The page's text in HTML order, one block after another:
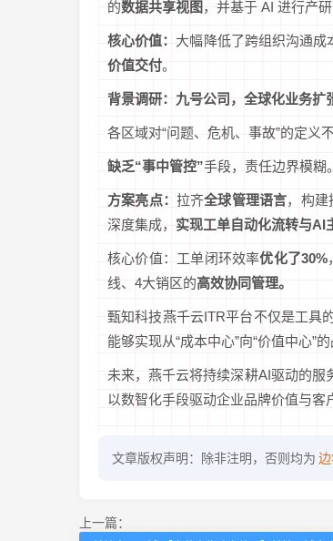
的数据共享视图 ，并基于 AI 进行产
核心价值： 大幅降低了跨组织沟通成
价值交付。
背景调研：九号公司，全球化业务扩
各区域对“问题、危机、事故”的定义不
缺乏“事中管控”手段，责任边界模糊。
方案亮点： 拉齐全球管理语言，构建
深度集成， 实现工单自动化流转与AI
核心价值：工单闭环效率优化了30%
线、4大销区的高效协同管理。
甄知科技燕千云ITR平台不仅是工具
能够实现从“成本中心”向“价值中心”的
未来，燕千云将持续深耕AI驱动的服
以数智化手段驱动企业品牌价值与客
文章版权声明：除非注明，否则均为
上一篇：